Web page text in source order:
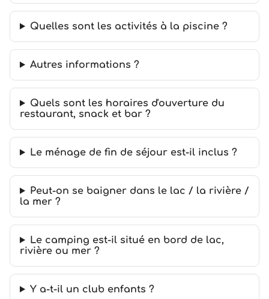
Quelles sont les activités à la piscine ?
Autres informations ?
Quels sont les horaires d'ouverture du
restaurant, snack et bar ?
Le ménage de fin de séjour est-il inclus ?
Peut-on se baigner dans le lac / la rivière /
la mer ?
Le camping est-il situé en bord de lac,
rivière ou mer ?
Y a-t-il un club enfants ?